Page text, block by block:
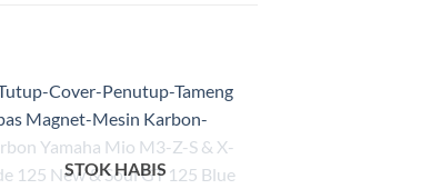
ke Wishlist
STOK HABIS